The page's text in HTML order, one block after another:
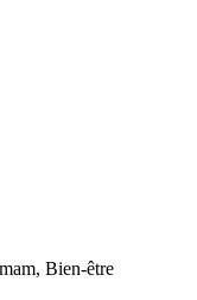
Bien-être